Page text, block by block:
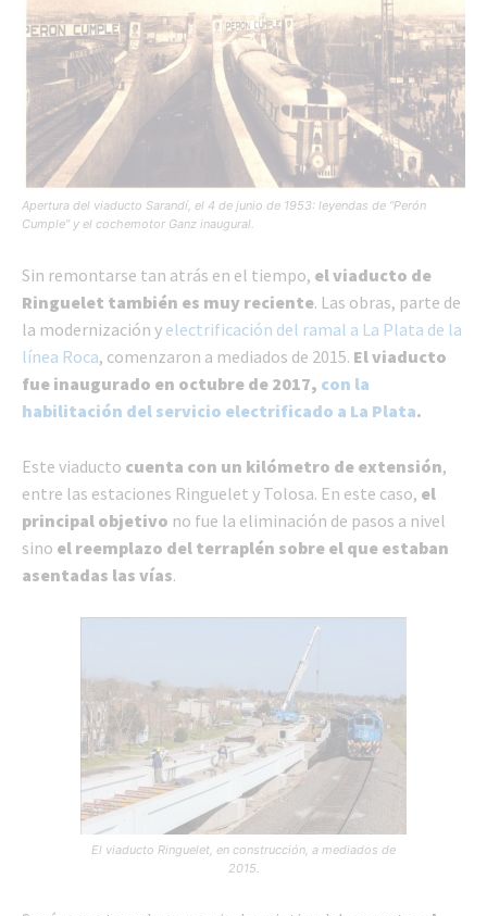
Apertura del viaducto Sarandí, el 4 de junio de 1953: leyendas de “Perón
Cumple” y el cochemotor Ganz inaugural.
Sin remontarse tan atrás en el tiempo, el viaducto de
Ringuelet también es muy reciente. Las obras, parte de
la modernización y electrificación del ramal a La Plata de la
línea Roca, comenzaron a mediados de 2015. El viaducto
fue inaugurado en octubre de 2017, con la
habilitación del servicio electrificado a La Plata.
Este viaducto cuenta con un kilómetro de extensión,
entre las estaciones Ringuelet y Tolosa. En este caso, el
principal objetivo no fue la eliminación de pasos a nivel
sino el reemplazo del terraplén sobre el que estaban
asentadas las vías.
El viaducto Ringuelet, en construcción, a mediados de
2015.